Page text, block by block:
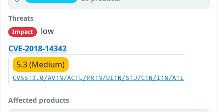
Threats
Impact
low
CVE-2018-14342
5.3 (Medium)
CVSS:3.0/AV:N/AC:L/PR:N/UI:N/S:U/C:N/I:N/A:L
Affected products